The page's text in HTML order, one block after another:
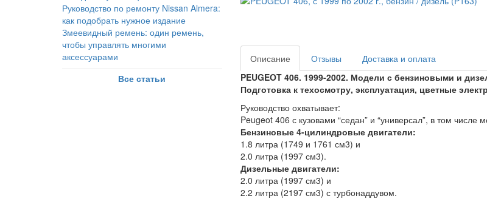
Руководство по ремонту Nissan Almera:
как подобрать нужное издание
Змеевидный ремень: один ремень,
чтобы управлять многими
аксессуарами
Все статьи
Описание
Отзывы
Доставка и оплата
PEUGEOT 406. 1999-2002. Модели с бензиновыми и
Подготовка к техосмотру, эксплуатация, цветные
Руководство охватывает:
Peugeot 406 с кузовами “седан” и “универсал”, в том числе
Бензиновые 4-цилиндровые двигатели:
1.8 литра (1749 и 1761 см3) и
2.0 литра (1997 см3).
Дизельные двигатели:
2.0 литра (1997 см3) и
2.2 литра (2197 см3) с турбонаддувом.